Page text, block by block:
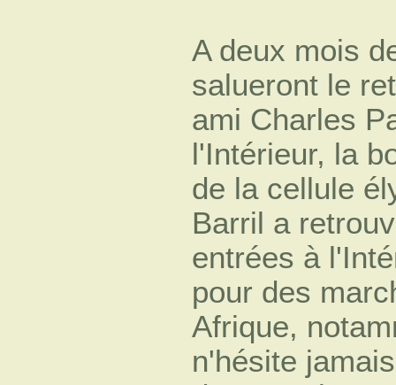
A deux mois
salueront le
ami Charles
l'Intérieur, la
de la cellule
Barril a
entrées à
pour des
Afrique,
n'hésite